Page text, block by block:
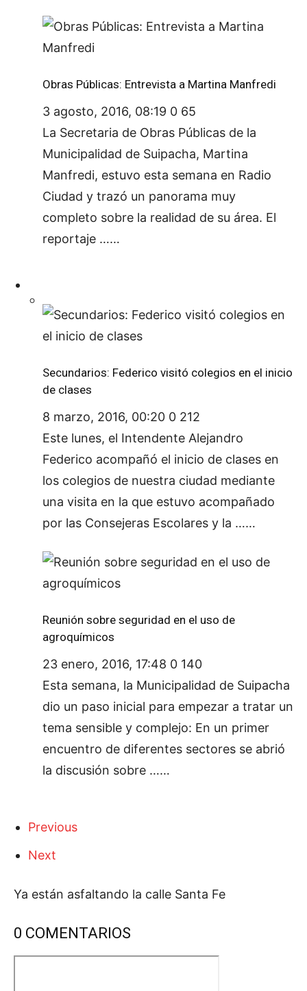
Obras Públicas: Entrevista a Martina Manfredi
3 agosto, 2016, 08:19 0 65
La Secretaria de Obras Públicas de la
Municipalidad de Suipacha, Martina
Manfredi, estuvo esta semana en Radio
Ciudad y trazó un panorama muy
completo sobre la realidad de su área. El
reportaje ……
Secundarios: Federico visitó colegios en el inicio
de clases
8 marzo, 2016, 00:20 0 212
Este lunes, el Intendente Alejandro
Federico acompañó el inicio de clases en
los colegios de nuestra ciudad mediante
una visita en la que estuvo acompañado
por las Consejeras Escolares y la ……
Reunión sobre seguridad en el uso de
agroquímicos
23 enero, 2016, 17:48 0 140
Esta semana, la Municipalidad de Suipacha
dio un paso inicial para empezar a tratar un
tema sensible y complejo: En un primer
encuentro de diferentes sectores se abrió
la discusión sobre ……
Previous
Next
Ya están asfaltando la calle Santa Fe
0 COMENTARIOS